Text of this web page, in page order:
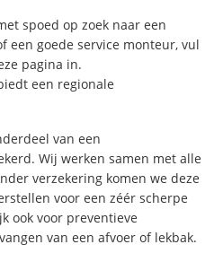
spoed op zoek naar een
een goede service monteur, vul
pagina in.
een regionale
van een
Wij werken samen met alle
verzekering komen we deze
voor een zéér scherpe
ook voor preventieve
van een afvoer of lekbak.